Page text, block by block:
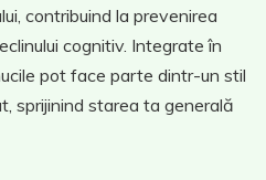
contribuind la prevenirea
cognitiv. Integrate în
pot face parte dintr-un stil
sprijinind starea ta generală